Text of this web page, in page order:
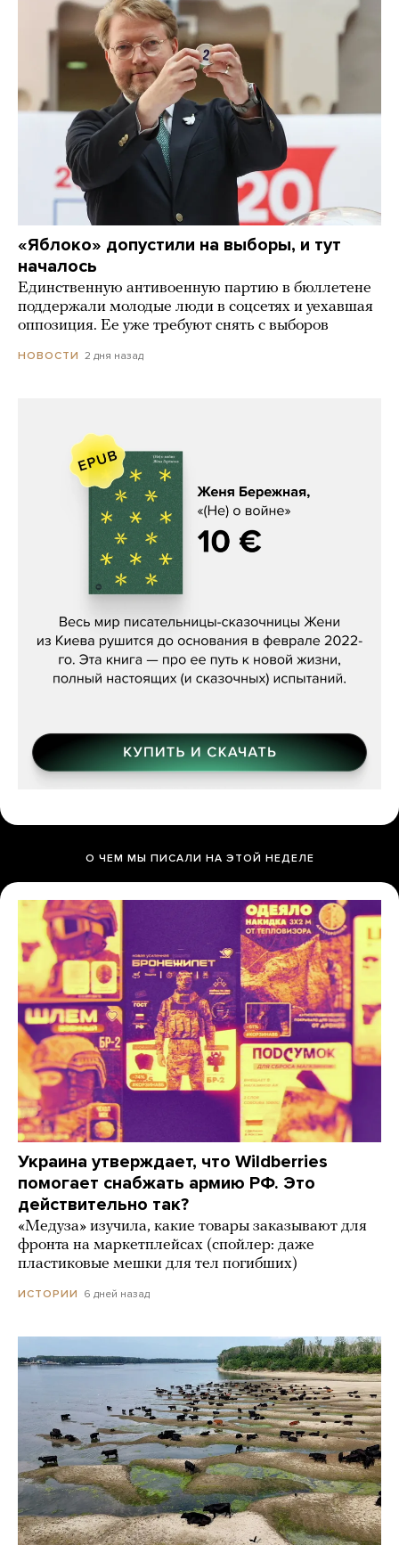
«Яблоко» допустили на выборы, и тут
началось
Единственную антивоенную партию в бюллетене
поддержали молодые люди в соцсетях и уехавшая
оппозиция. Ее уже требуют снять с выборов
НОВОСТИ 2 дня назад
Женя Бережная, «(Не) о войне»
О ЧЕМ МЫ ПИСАЛИ НА ЭТОЙ НЕДЕЛЕ
Украина утверждает, что Wildberries
помогает снабжать армию РФ. Это
действительно так?
«Медуза» изучила, какие товары заказывают для
фронта на маркетплейсах (спойлер: даже
пластиковые мешки для тел погибших)
ИСТОРИИ 6 дней назад